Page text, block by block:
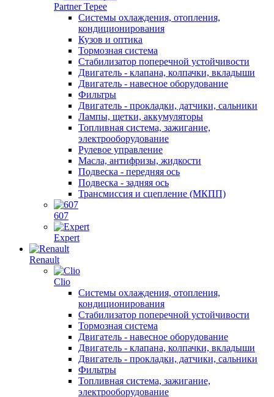
Partner Tepee
Системы охлаждения, отопления,
кондиционирования
Кузов и оптика
Тормозная система
Стабилизатор поперечной устойчивости
Двигатель - клапана, колпачки, вкладыши
Двигатель - навесное оборудование
Фильтры
Двигатель - прокладки, датчики, сальники
Лампы, щетки, аккумуляторы
Топливная система, зажигание,
электрооборудование
Рулевое управление
Масла, антифризы, жидкости
Подвеска - передняя ось
Подвеска - задняя ось
Трансмиссия и сцепление (МКПП)
607
Expert
Renault
Clio
Системы охлаждения, отопления,
кондиционирования
Стабилизатор поперечной устойчивости
Тормозная система
Двигатель - навесное оборудование
Двигатель - клапана, колпачки, вкладыши
Двигатель - прокладки, датчики, сальники
Фильтры
Топливная система, зажигание,
электрооборудование